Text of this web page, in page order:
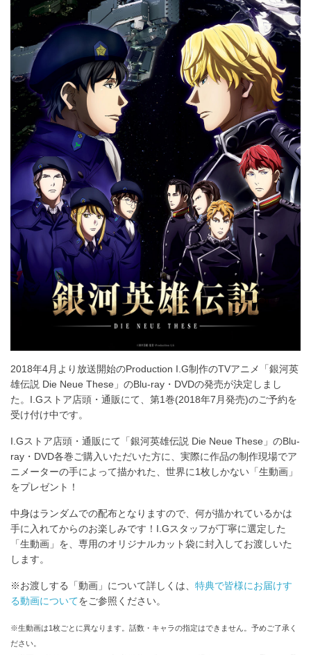
シ
ェ
ア
す
る
2018年4月より放送開始のProduction I.G制作のTVアニメ「銀河英
雄伝説 Die Neue These」のBlu-ray・DVDの発売が決定しまし
た。I.Gストア店頭・通販にて、第1巻(2018年7月発売)のご予約を
受け付け中です。
I.Gストア店頭・通販にて「銀河英雄伝説 Die Neue These」のBlu-
ray・DVD各巻ご購入いただいた方に、実際に作品の制作現場でア
ニメーターの手によって描かれた、世界に1枚しかない「生動画」
をプレゼント！
中身はランダムでの配布となりますので、何が描かれているかは
手に入れてからのお楽しみです！I.Gスタッフが丁寧に選定した
「生動画」を、専用のオリジナルカット袋に封入してお渡しいた
します。
※お渡しする「動画」について詳しくは、 特典で皆様にお届けす
る動画についてをご参照ください。
※生動画は1枚ごとに異なります。話数・キャラの指定はできません。予めご了承く
ださい。